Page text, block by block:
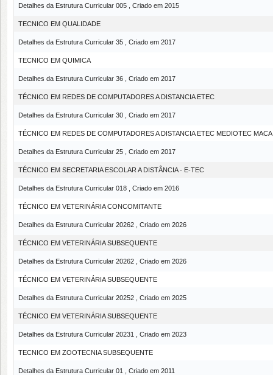
Detalhes da Estrutura Curricular 005 , Criado em 2015
TECNICO EM QUALIDADE
Detalhes da Estrutura Curricular 35 , Criado em 2017
TECNICO EM QUIMICA
Detalhes da Estrutura Curricular 36 , Criado em 2017
TÉCNICO EM REDES DE COMPUTADORES A DISTANCIA ETEC
Detalhes da Estrutura Curricular 30 , Criado em 2017
TÉCNICO EM REDES DE COMPUTADORES A DISTANCIA ETEC MEDIOTEC
Detalhes da Estrutura Curricular 25 , Criado em 2017
TÉCNICO EM SECRETARIA ESCOLAR A DISTÂNCIA - E-TEC
Detalhes da Estrutura Curricular 018 , Criado em 2016
TÉCNICO EM VETERINÁRIA CONCOMITANTE
Detalhes da Estrutura Curricular 20262 , Criado em 2026
TÉCNICO EM VETERINÁRIA SUBSEQUENTE
Detalhes da Estrutura Curricular 20262 , Criado em 2026
TÉCNICO EM VETERINÁRIA SUBSEQUENTE
Detalhes da Estrutura Curricular 20252 , Criado em 2025
TÉCNICO EM VETERINÁRIA SUBSEQUENTE
Detalhes da Estrutura Curricular 20231 , Criado em 2023
TECNICO EM ZOOTECNIA SUBSEQUENTE
Detalhes da Estrutura Curricular 01 , Criado em 2011